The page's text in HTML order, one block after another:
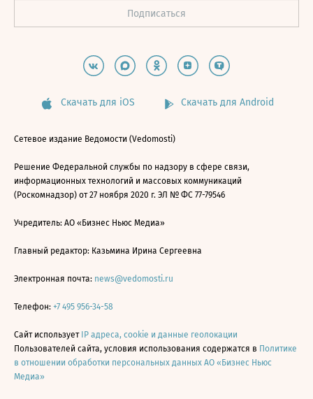
Скачать для iOS Скачать для Android
Сетевое издание Ведомости (Vedomosti)
Решение Федеральной службы по надзору в сфере связи,
информационных технологий и массовых коммуникаций
(Роскомнадзор) от 27 ноября 2020 г. ЭЛ № ФС 77-79546
Учредитель: АО «Бизнес Ньюс Медиа»
Главный редактор: Казьмина Ирина Сергеевна
Электронная почта: news@vedomosti.ru
Телефон: +7 495 956-34-58
Сайт использует IP адреса, cookie и данные геолокации
Пользователей сайта, условия использования содержатся в Политике
в отношении обработки персональных данных АО «Бизнес Ньюс
Медиа»